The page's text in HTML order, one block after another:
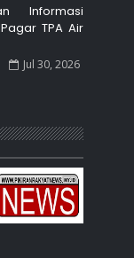
Informasi
TPA Air
Jul 30, 2026